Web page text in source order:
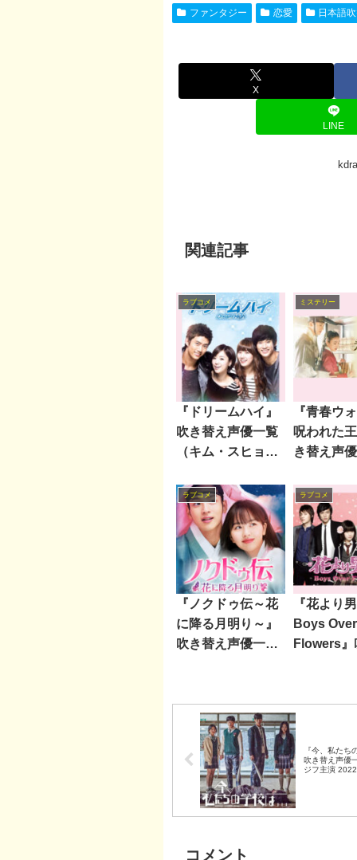
ファンタジー 恋愛 日本語
X
LINE
関連記事
ラブコメ
『ドリームハイ』
吹き替え声優一覧
（キム・スヒョン
ミステリー
『青春ウ
呪われた
き替え声
ンシク主
ラブコメ
『ノクドゥ伝～花
に降る月明り～』
吹き替え声優一覧
ラブコメ
『花より
Boys Over
Flowers』
年）
『今、私たち
吹き替え声優
ジフ主演 2022
コメント